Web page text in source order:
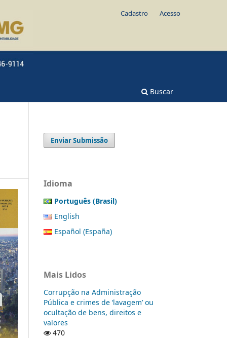
Buscar
Cadastro Acesso
Enviar Submissão
Idioma
Português (Brasil)
English
Español (España)
Mais Lidos
Corrupção na Administração
Pública e crimes de ‘lavagem’ ou
ocultação de bens, direitos e
valores
470